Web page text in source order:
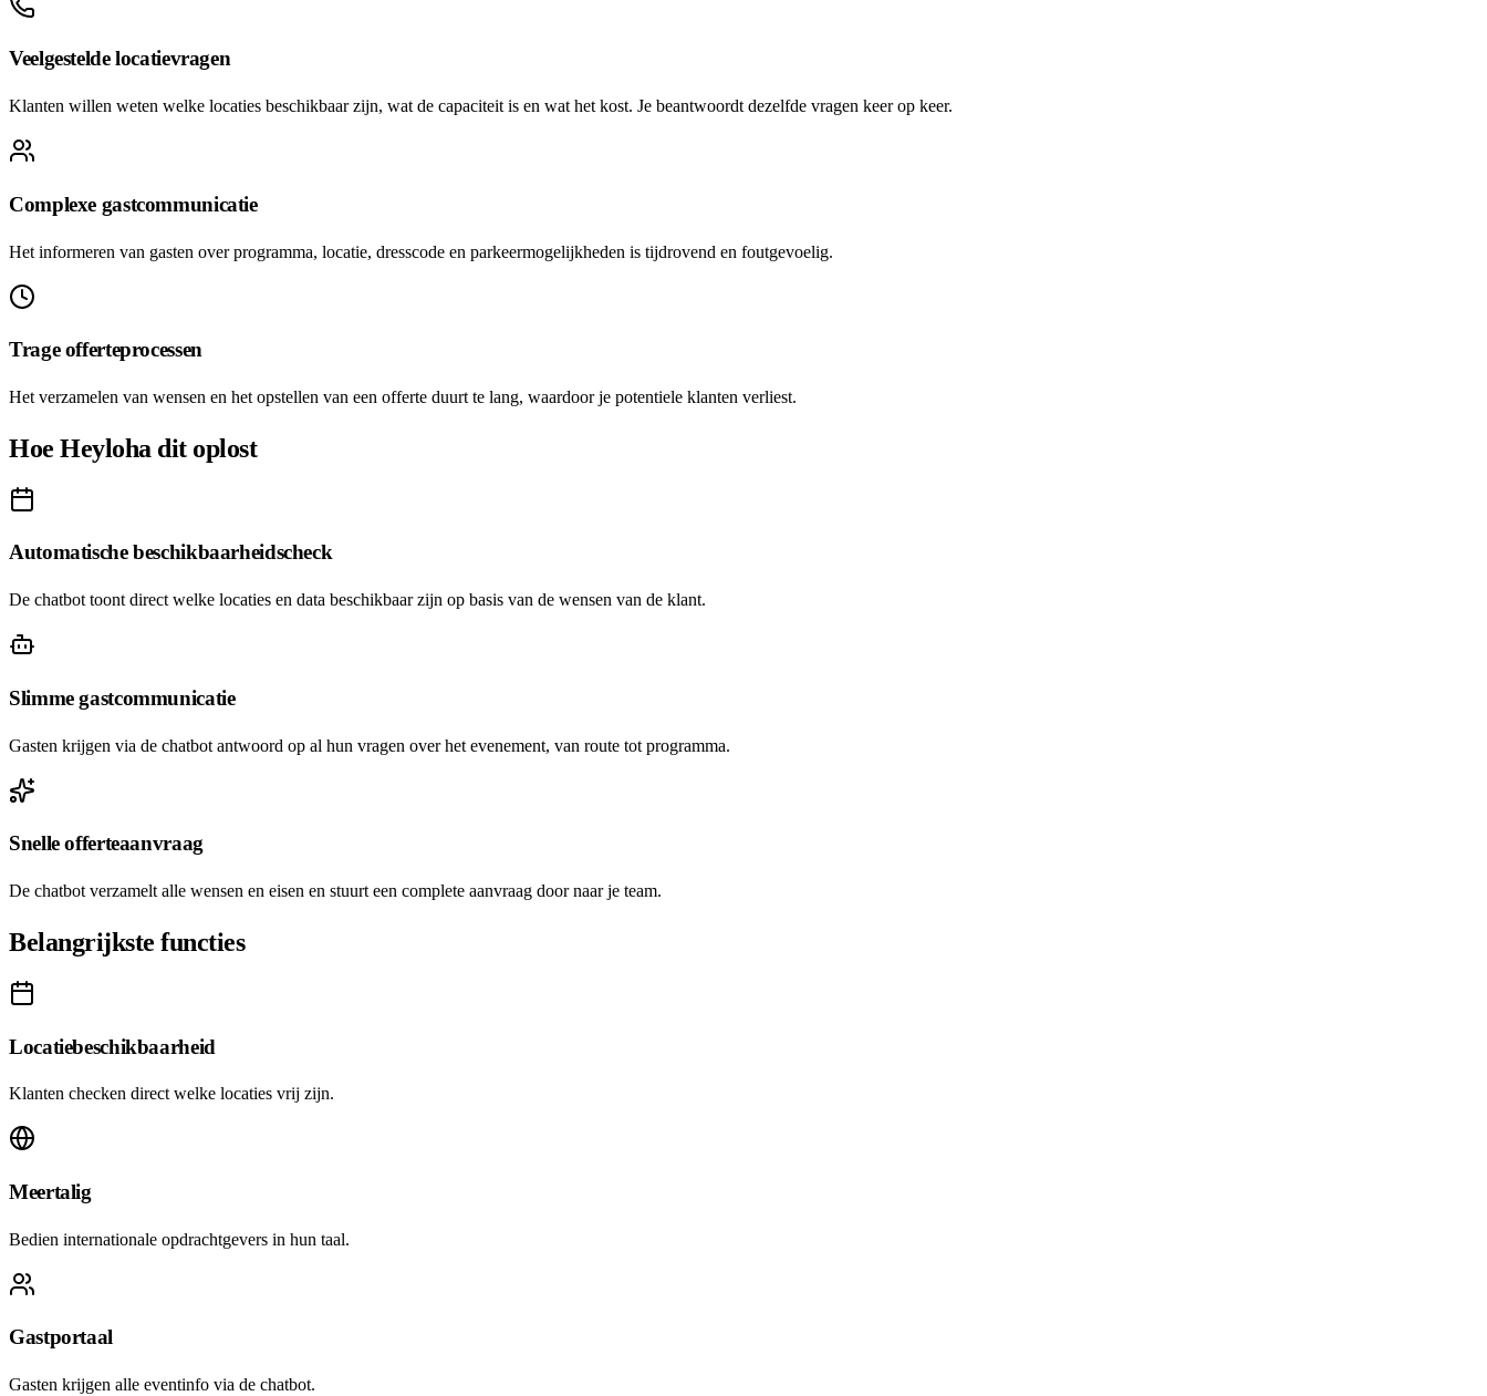
Veelgestelde locatievragen
Klanten willen weten welke locaties beschikbaar zijn, wat de capaciteit is en wat het kost. Je beantwoordt dezelfde vragen keer op keer.
Complexe gastcommunicatie
Het informeren van gasten over programma, locatie, dresscode en parkeermogelijkheden is tijdrovend en foutgevoelig.
Trage offerteprocessen
Het verzamelen van wensen en het opstellen van een offerte duurt te lang, waardoor je potentiele klanten verliest.
Hoe Heyloha dit oplost
Automatische beschikbaarheidscheck
De chatbot toont direct welke locaties en data beschikbaar zijn op basis van de wensen van de klant.
Slimme gastcommunicatie
Gasten krijgen via de chatbot antwoord op al hun vragen over het evenement, van route tot programma.
Snelle offerteaanvraag
De chatbot verzamelt alle wensen en eisen en stuurt een complete aanvraag door naar je team.
Belangrijkste functies
Locatiebeschikbaarheid
Klanten checken direct welke locaties vrij zijn.
Meertalig
Bedien internationale opdrachtgevers in hun taal.
Gastportaal
Gasten krijgen alle eventinfo via de chatbot.